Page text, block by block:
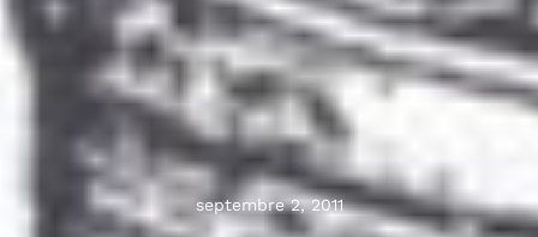
septembre 2, 2011